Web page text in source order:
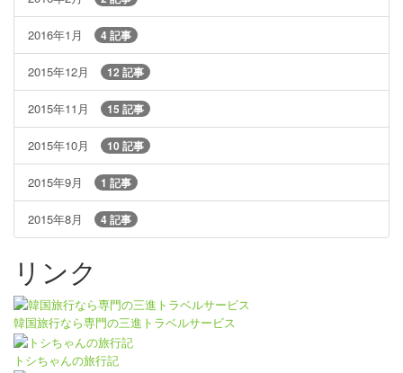
2016年1月 4 記事
2015年12月 12 記事
2015年11月 15 記事
2015年10月 10 記事
2015年9月 1 記事
2015年8月 4 記事
リンク
韓国旅行なら専門の三進トラベルサービス
トシちゃんの旅行記